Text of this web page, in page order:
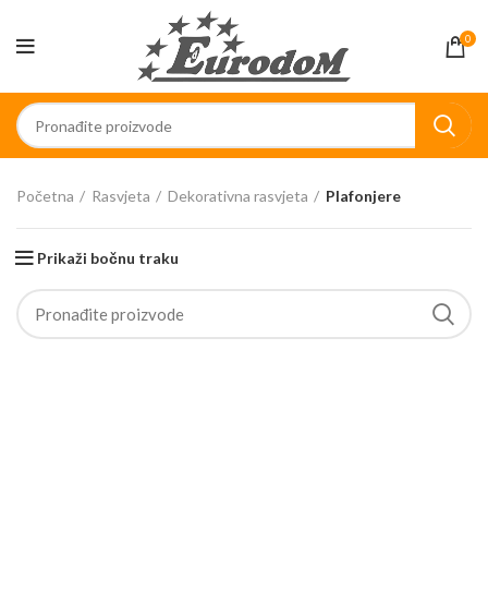
0
Početna Rasvjeta Dekorativna rasvjeta Plafonjere
Prikaži bočnu traku